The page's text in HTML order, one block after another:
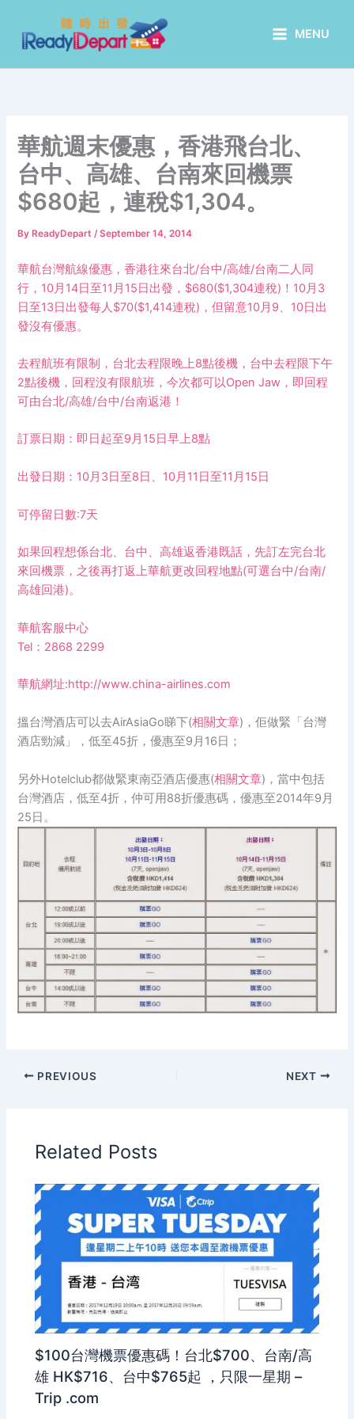
content
MENU
華航週末優惠，香港飛台北、
台中、高雄、台南來回機票
$680起，連稅$1,304。
By ReadyDepart/September 14, 2014
華航台灣航線優惠，香港往來台北/台中/高雄/台南二人同
行，10月14日至11月15日出發，$680($1,304連稅)！10月3
日至13日出發每人$70($1,414連稅)，但留意10月9、10日出
發沒有優惠。
去程航班有限制，台北去程限晚上8點後機，台中去程限下午
2點後機，回程沒有限航班，今次都可以Open Jaw，即回程
可由台北/高雄/台中/台南返港！
訂票日期：即日起至9月15日早上8點
出發日期：10月3日至8日、10月11日至11月15日
可停留日數:7天
如果回程想係台北、台中、高雄返香港既話，先訂左完台北
來回機票，之後再打返上華航更改回程地點(可選台中/台南/
高雄回港)。
華航客服中心
Tel：2868 2299
華航網址:http://www.china-airlines.com
搵台灣酒店可以去AirAsiaGo睇下(相關文章)，佢做緊「台灣
酒店勁減」，低至45折，優惠至9月16日；
另外Hotelclub都做緊東南亞酒店優惠(相關文章)，當中包括
台灣酒店，低至4折，仲可用88折優惠碼，優惠至2014年9月
25日。
PREVIOUS NEXT
Related Posts
$100台灣機票優惠碼！台北$700、台南/高
雄 HK$716、台中$765起 ，只限一星期 –
Trip .com